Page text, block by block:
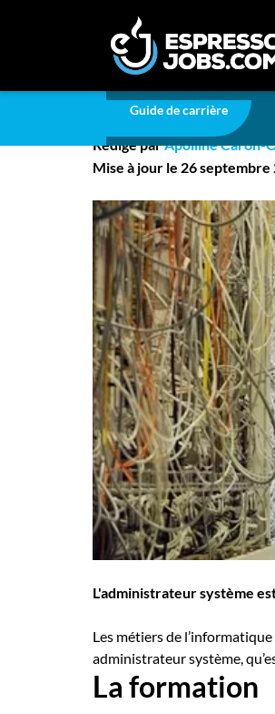
Créez un compte
Emplois
Recherchez un emploi
Compagnies
Ma boîte à outils
Conseils carrière
Nos chroniques
Inscrivez-vous à l'infolettre
Employeurs
Publiez une offre d'emploi
Guide de carrière
Carrière Qu'est-ce
Qu'est-ce
Rédigé parApolline Caron-
Mise à jour le 26 septembre
L'administrateur système
Les métiers de
administrateur système,
La formation